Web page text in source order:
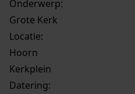
Onderwerp:
Grote Kerk
Locatie:
Hoorn
Kerkplein
Datering: